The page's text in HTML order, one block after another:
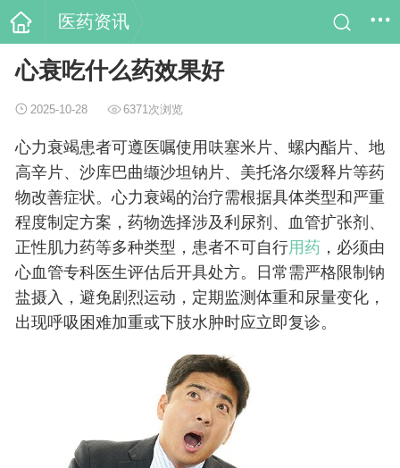
医药资讯
心衰吃什么药效果好
2025-10-28 6371次浏览
心力衰竭患者可遵医嘱使用呋塞米片、螺内酯片、地
高辛片、沙库巴曲缬沙坦钠片、美托洛尔缓释片等药
物改善症状。心力衰竭的治疗需根据具体类型和严重
程度制定方案，药物选择涉及利尿剂、血管扩张剂、
正性肌力药等多种类型，患者不可自行用药 ，必须由
心血管专科医生评估后开具处方。日常需严格限制钠
盐摄入，避免剧烈运动，定期监测体重和尿量变化，
出现呼吸困难加重或下肢水肿时应立即复诊。